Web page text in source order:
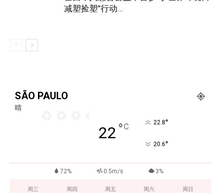
减塑捡塑”行动...
SÃO PAULO
晴
22 °C 22.8°
20.6°
72% 0.5m/s 3%
周三 周四 周五 周六 周日